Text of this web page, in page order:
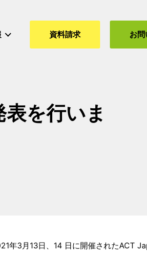
資料請求 お
を行いま
年3月13日、14 日に開催されたACT